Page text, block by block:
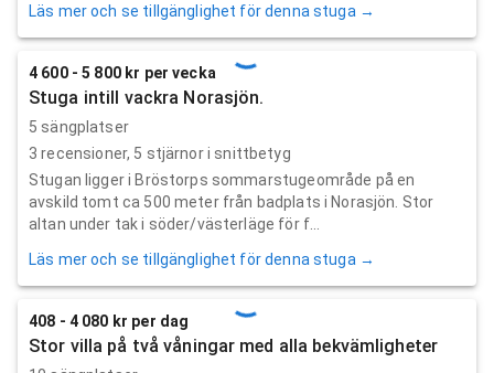
Läs mer och se tillgänglighet för denna stuga →
4 600 - 5 800 kr per vecka
Stuga intill vackra Norasjön.
5 sängplatser
3 recensioner, 5 stjärnor i snittbetyg
Stugan ligger i Bröstorps sommarstugeområde på en
avskild tomt ca 500 meter från badplats i Norasjön. Stor
altan under tak i söder/västerläge för f...
Läs mer och se tillgänglighet för denna stuga →
408 - 4 080 kr per dag
Stor villa på två våningar med alla bekvämligheter